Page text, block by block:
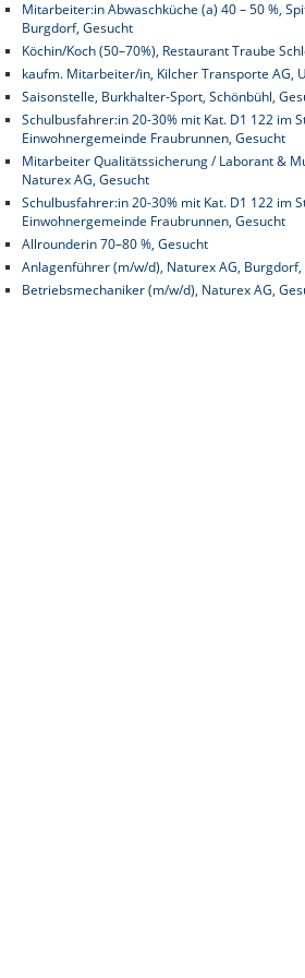
Mitarbeiter:in Abwaschküche (a) 40 – 50 %,
Burgdorf, Gesucht
Köchin/Koch (50–70%), Restaurant Traube
kaufm. Mitarbeiter/in, Kilcher Transporte AG,
Saisonstelle, Burkhalter-Sport, Schönbühl,
Schulbusfahrer:in 20-30% mit Kat. D1 122 im
Einwohnergemeinde Fraubrunnen, Gesucht
Mitarbeiter Qualitätssicherung / Laborant &
Naturex AG, Gesucht
Schulbusfahrer:in 20-30% mit Kat. D1 122 im
Einwohnergemeinde Fraubrunnen, Gesucht
Allrounderin 70–80 %, Gesucht
Anlagenführer (m/w/d), Naturex AG, Burgdorf,
Betriebsmechaniker (m/w/d), Naturex AG,